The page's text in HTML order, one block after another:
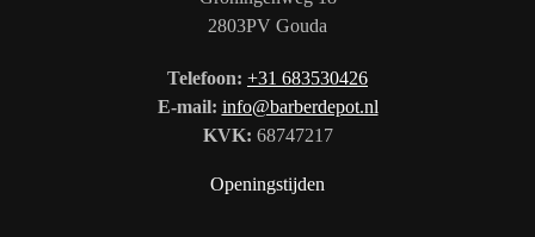
2803PV Gouda
Telefoon: +31 683530426
E-mail: info@barberdepot.nl
KVK: 68747217
Openingstijden